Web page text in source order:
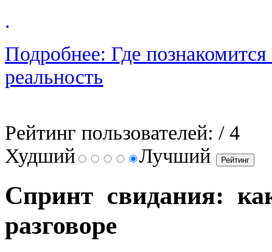
.
Подробнее: Где
реальность
Рейтинг пользователей: / 4
Худший
Лучший
Спринт свидания:
разговоре